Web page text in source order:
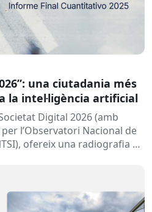
una ciutadania més
la intel·ligència artificial
Digital 2026 (amb
l’Observatori Nacional de
ofereix una radiografia de